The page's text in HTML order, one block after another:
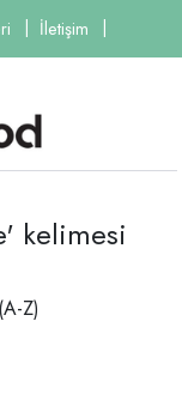
İletişim
kelimesi
Z)